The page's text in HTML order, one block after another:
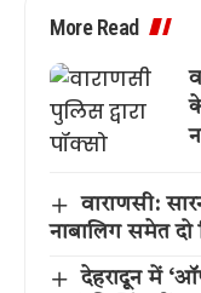
More Read
वाराणसी:
नाबालिग समेत दो
देहरादून में